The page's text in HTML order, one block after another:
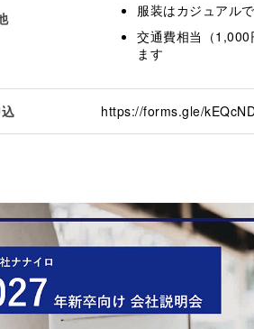
服装はカジュアル
交通費相当（1,000
ます
https://forms.gle/